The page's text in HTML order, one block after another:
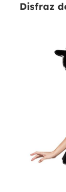
Disfraz